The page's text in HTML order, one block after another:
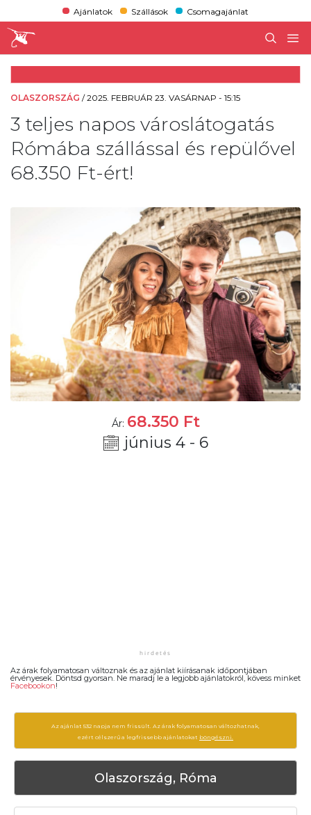
Ajánlatok Szállások Csomagajánlat
OLASZORSZÁG /2025. FEBRUÁR 23. VASÁRNAP - 15:15
3 teljes napos városlátogatás
Rómába szállással és repülővel
68.350 Ft-ért!
Ár: 68.350 Ft
június 4 - 6
Az árak folyamatosan változnak és az ajánlat kiírásanak időpontjában
érvényesek. Döntsd gyorsan. Ne maradj le a legjobb ajánlatokról, kövess minket
Facebookon!
Az ajánlat 532 napja nem frissült. Az árak folyamatosan változhatnak,
ezért célszerű a legfrissebb ajánlatokat böngészni.
Olaszország, Róma